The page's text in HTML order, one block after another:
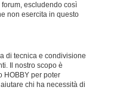
escludendo così
non esercita in questo
di tecnica e condivisione
Il nostro scopo è
HOBBY per poter
chi ha necessità di